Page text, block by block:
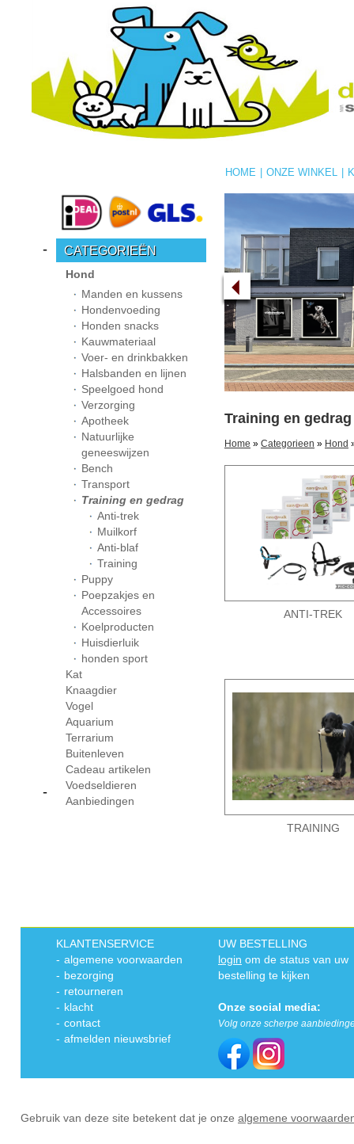
ONZE WINKEL
HOME
CATEGORIEËN
-
Hond
Manden en kussens
Hondenvoeding
Honden snacks
Kauwmateriaal
Voer- en drinkbakken
Halsbanden en lijnen
Speelgoed hond
Verzorging
Apotheek
Natuurlijke
geneeswijzen
Bench
Transport
Training en gedrag
Anti-trek
Muilkorf
Anti-blaf
Training
Puppy
Poepzakjes en
Accessoires
Koelproducten
Huisdierluik
honden sport
Kat
Knaagdier
Vogel
Aquarium
Terrarium
Buitenleven
Cadeau artikelen
Voedseldieren
Aanbiedingen
-
Training en gedrag
Home » Categorieen » Hond
ANTI-TREK
TRAINING
KLANTENSERVICE
- algemene voorwaarden
- bezorging
- retourneren
- klacht
- contact
- afmelden nieuwsbrief
UW BESTELLING
login om de status van uw
bestelling te kijken
Onze social media:
Volg onze scherpe
Gebruik van deze site betekent dat je onze algemene